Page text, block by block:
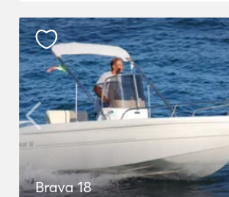
Brava 18